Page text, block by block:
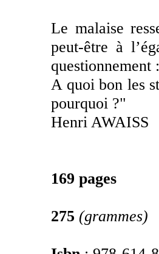
Le malaise
peut-être à
questionnement :
A quoi bon les
pourquoi ?"
Henri AWAISS
169 pages
275 (grammes)